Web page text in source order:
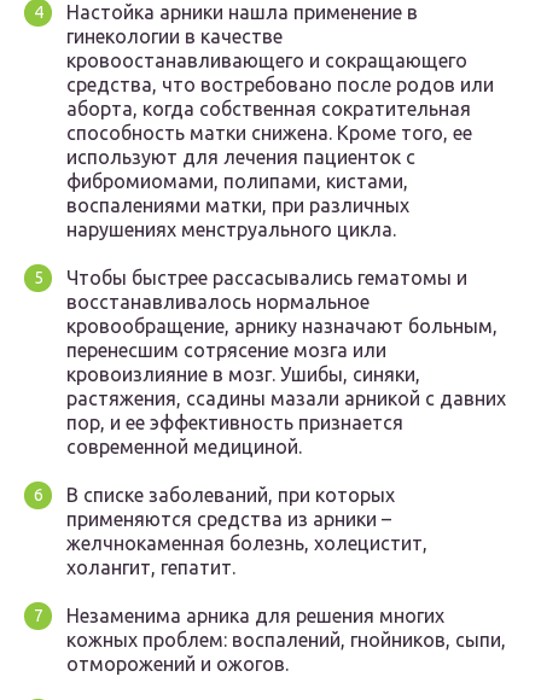
Настойка арники нашла применение в
гинекологии в качестве
кровоостанавливающего и сокращающего
средства, что востребовано после родов или
аборта, когда собственная сократительная
способность матки снижена. Кроме того, ее
используют для лечения пациенток с
фибромиомами, полипами, кистами,
воспалениями матки, при различных
нарушениях менструального цикла.
Чтобы быстрее рассасывались гематомы и
восстанавливалось нормальное
кровообращение, арнику назначают больным,
перенесшим сотрясение мозга или
кровоизлияние в мозг. Ушибы, синяки,
растяжения, ссадины мазали арникой с давних
пор, и ее эффективность признается
современной медициной.
В списке заболеваний, при которых
применяются средства из арники –
желчнокаменная болезнь, холецистит,
холангит, гепатит.
Незаменима арника для решения многих
кожных проблем: воспалений, гнойников, сыпи,
отморожений и ожогов.